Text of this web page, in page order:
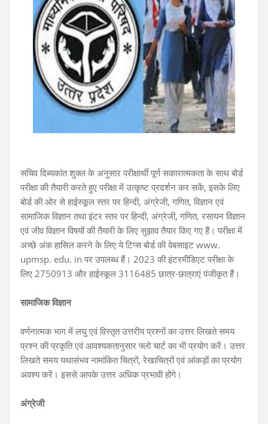
सचिव दिब्यकांत शुक्ल के अनुसार परीक्षार्थी पूर्ण सकारात्मकता के साथ बोर्ड
परीक्षा की तैयारी करते हुए परीक्षा में उत्कृष्ट प्रदर्शन कर सकें, इसके लिए
बोर्ड की ओर से हाईस्कूल स्तर पर हिन्दी, अंग्रेजी, गणित, विज्ञान एवं
सामाजिक विज्ञान तथा इंटर स्तर पर हिन्दी, अंग्रेजी, गणित, रसायन विज्ञान
एवं जीव विज्ञान विषयों की तैयारी के लिए सुझाव तैयार किए गए हैं। परीक्षा में
अच्छे अंक हासिल करने के लिए ये टिप्स बोर्ड की वेबसाइट www.
upmsp. edu. in पर उपलब्ध हैं। 2023 की इंटरमीडिएट परीक्षा के
लिए 2750913 और हाईस्कूल 3116485 छात्र-छात्राएं पंजीकृत हैं।
सामाजिक विज्ञान
वर्णनात्मक भाग में लघु एवं विस्तृत उत्तरीय प्रश्नों का उत्तर लिखते समय
प्रश्न की प्रकृति एवं आवश्यकतानुसार फ्लो चार्ट का भी प्रयोग करें। उत्तर
लिखते समय यथासंभव नामांकित चित्रों, रेखाचित्रों एवं आंकड़ों का प्रयोग
अवश्य करें। इससे आपके उत्तर अधिक प्रभावी होंगे।
अंग्रेजी